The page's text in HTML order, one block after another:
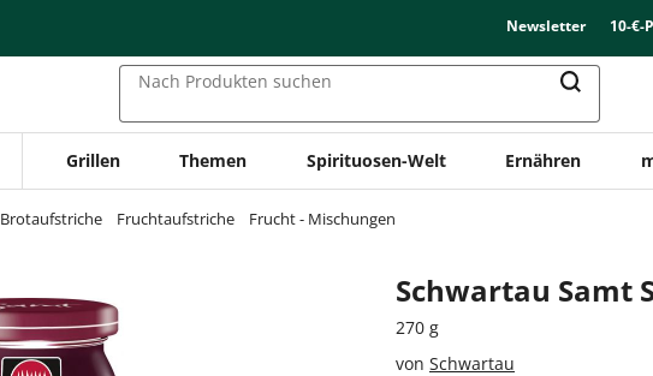
Newsletter 10-€-
Nach Produkten suchen
Grillen Themen Spirituosen-Welt Ernähren
Brotaufstriche Fruchtaufstriche Frucht - Mischungen
Schwartau Samt
270 g
von Schwartau